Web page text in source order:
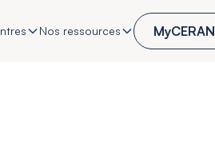
Nos ressources MyCERAN